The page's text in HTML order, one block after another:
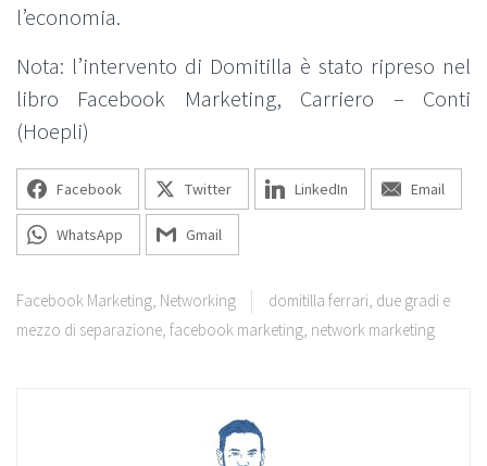
l’economia.
Nota: l’intervento di Domitilla è stato ripreso nel
libro Facebook Marketing, Carriero – Conti
(Hoepli)
Facebook Twitter LinkedIn Email
WhatsApp Gmail
Facebook Marketing, Networking domitilla ferrari, due gradi e
mezzo di separazione, facebook marketing, network marketing